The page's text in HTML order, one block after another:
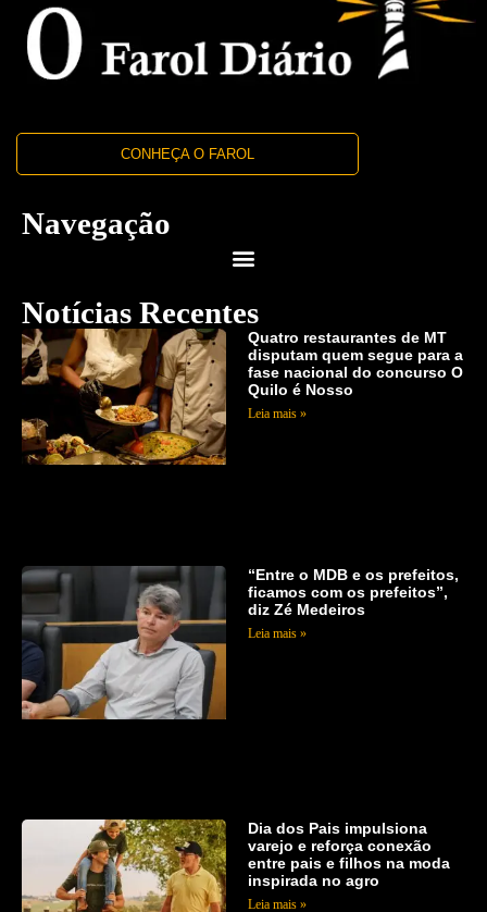
CONHEÇA O FAROL
Navegação
Notícias Recentes
Quatro restaurantes de MT
disputam quem segue para a
fase nacional do concurso O
Quilo é Nosso
Leia mais »
“Entre o MDB e os prefeitos,
ficamos com os prefeitos”,
diz Zé Medeiros
Leia mais »
Dia dos Pais impulsiona
varejo e reforça conexão
entre pais e filhos na moda
inspirada no agro
Leia mais »